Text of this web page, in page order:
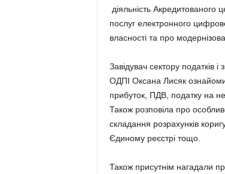
діяльність Акредитованого
послуг електронного
власності та про
Завідувач сектору податків
ОДПІ Оксана Лисяк
прибуток, ПДВ, податку на
Також розповіла про
складання розрахунків
Єдиному реєстрі тощо.
Також присутнім нагадали